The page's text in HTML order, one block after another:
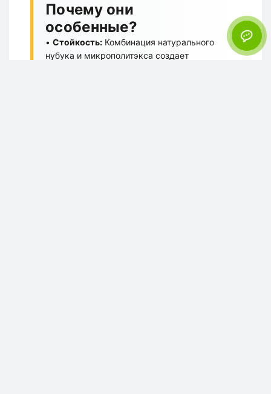
Почему они
особенные?
• Стойкость: Комбинация натурального
нубука и микрополитэкса создает